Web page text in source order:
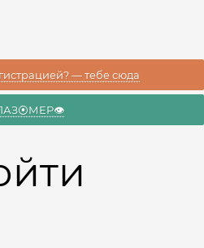
— тебе сюда